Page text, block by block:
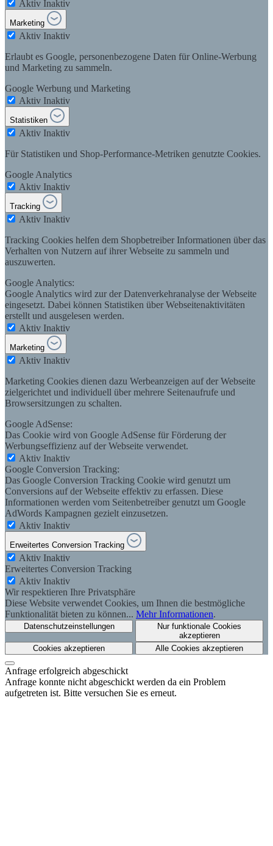
Aktiv Inaktiv
Marketing
Aktiv Inaktiv
Erlaubt es Google, personenbezogene Daten für Online-Werbung
und Marketing zu sammeln.
Google Werbung und Marketing
Aktiv Inaktiv
Statistiken
Aktiv Inaktiv
Für Statistiken und Shop-Performance-Metriken genutzte Cookies.
Google Analytics
Aktiv Inaktiv
Tracking
Aktiv Inaktiv
Tracking Cookies helfen dem Shopbetreiber Informationen über das
Verhalten von Nutzern auf ihrer Webseite zu sammeln und
auszuwerten.
Google Analytics:
Google Analytics wird zur der Datenverkehranalyse der Webseite
eingesetzt. Dabei können Statistiken über Webseitenaktivitäten
erstellt und ausgelesen werden.
Aktiv Inaktiv
Marketing
Aktiv Inaktiv
Marketing Cookies dienen dazu Werbeanzeigen auf der Webseite
zielgerichtet und individuell über mehrere Seitenaufrufe und
Browsersitzungen zu schalten.
Google AdSense:
Das Cookie wird von Google AdSense für Förderung der
Werbungseffizienz auf der Webseite verwendet.
Aktiv Inaktiv
Google Conversion Tracking:
Das Google Conversion Tracking Cookie wird genutzt um
Conversions auf der Webseite effektiv zu erfassen. Diese
Informationen werden vom Seitenbetreiber genutzt um Google
AdWords Kampagnen gezielt einzusetzen.
Aktiv Inaktiv
Erweitertes Conversion Tracking
Aktiv Inaktiv
Erweitertes Conversion Tracking
Aktiv Inaktiv
Wir respektieren Ihre Privatsphäre
Diese Website verwendet Cookies, um Ihnen die bestmögliche
Funktionalität bieten zu können... Mehr Informationen.
Datenschutzeinstellungen
Nur funktionale Cookies
akzeptieren
Cookies akzeptieren
Alle Cookies akzeptieren
Anfrage erfolgreich abgeschickt
Anfrage konnte nicht abgeschickt werden da ein Problem
aufgetreten ist. Bitte versuchen Sie es erneut.